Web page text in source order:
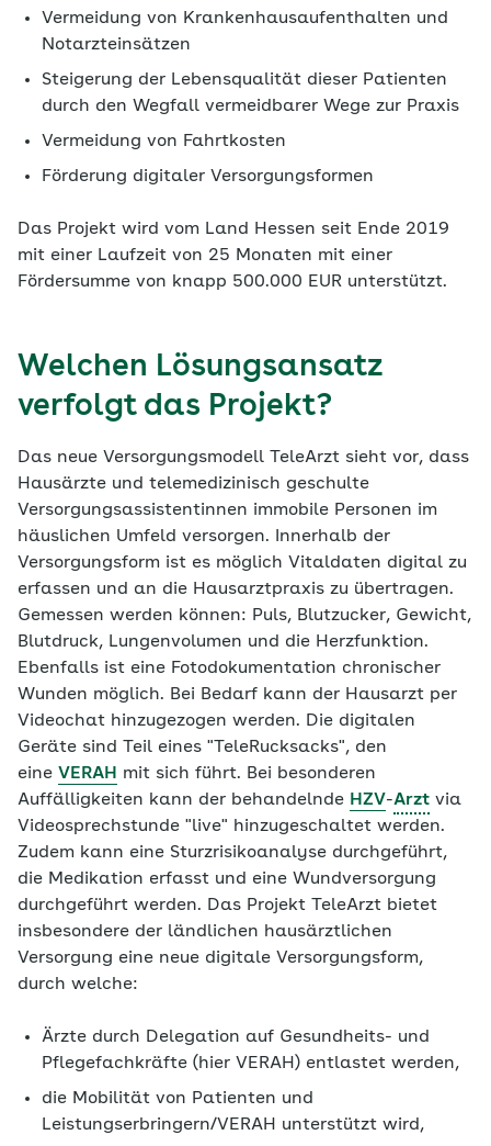
Vermeidung von Krankenhausaufenthalten und
Notarzteinsätzen
Steigerung der Lebensqualität dieser Patienten
durch den Wegfall vermeidbarer Wege zur Praxis
Vermeidung von Fahrtkosten
Förderung digitaler Versorgungsformen
Das Projekt wird vom Land Hessen seit Ende 2019
mit einer Laufzeit von 25 Monaten mit einer
Fördersumme von knapp 500.000 EUR unterstützt.
Welchen Lösungsansatz
verfolgt das Projekt?
Das neue Versorgungsmodell TeleArzt sieht vor, dass
Hausärzte und telemedizinisch geschulte
Versorgungsassistentinnen immobile Personen im
häuslichen Umfeld versorgen. Innerhalb der
Versorgungsform ist es möglich Vitaldaten digital zu
erfassen und an die Hausarztpraxis zu übertragen.
Gemessen werden können: Puls, Blutzucker, Gewicht,
Blutdruck, Lungenvolumen und die Herzfunktion.
Ebenfalls ist eine Fotodokumentation chronischer
Wunden möglich. Bei Bedarf kann der Hausarzt per
Videochat hinzugezogen werden. Die digitalen
Geräte sind Teil eines "TeleRucksacks", den
eine VERAH mit sich führt. Bei besonderen
Auffälligkeiten kann der behandelnde HZV-Arzt via
Videosprechstunde "live" hinzugeschaltet werden.
Zudem kann eine Sturzrisikoanalyse durchgeführt,
die Medikation erfasst und eine Wundversorgung
durchgeführt werden. Das Projekt TeleArzt bietet
insbesondere der ländlichen hausärztlichen
Versorgung eine neue digitale Versorgungsform,
durch welche:
Ärzte durch Delegation auf Gesundheits- und
Pflegefachkräfte (hier VERAH) entlastet werden,
die Mobilität von Patienten und
Leistungserbringern/VERAH unterstützt wird,